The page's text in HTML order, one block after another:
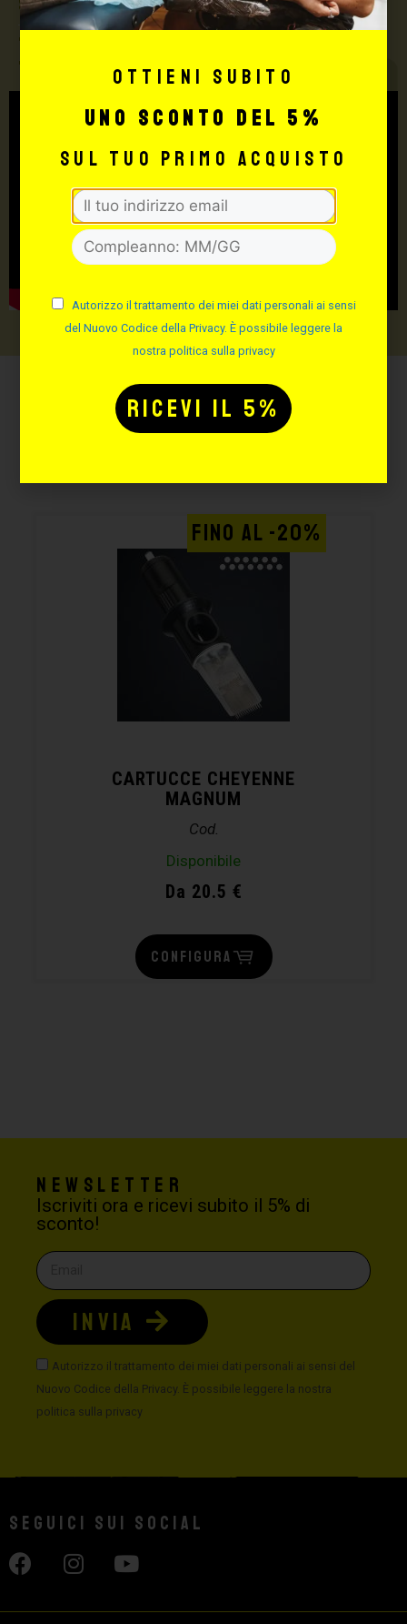
Supply
TUTTO PER IL TUO
TATTOO STUDIO
Potrebbe interessarti
anche:
CARTUCCE CHEYENNE
MAGNUM
Cod.
Disponibile
Da 20.5 €
FINO AL -20%
CONFIGURA
Newsletter
Iscriviti ora e ricevi subito il 5% di
sconto!
Autorizzo il trattamento dei miei dati personali ai sensi del
Nuovo Codice della Privacy. È possibile leggere la nostra
politica sulla privacy
INVIA
Seguici sui social
Ottieni subito
uno sconto del 5%
sul tuo primo acquisto
Autorizzo il trattamento dei miei dati personali ai sensi
del Nuovo Codice della Privacy. È possibile leggere la
nostra politica sulla privacy